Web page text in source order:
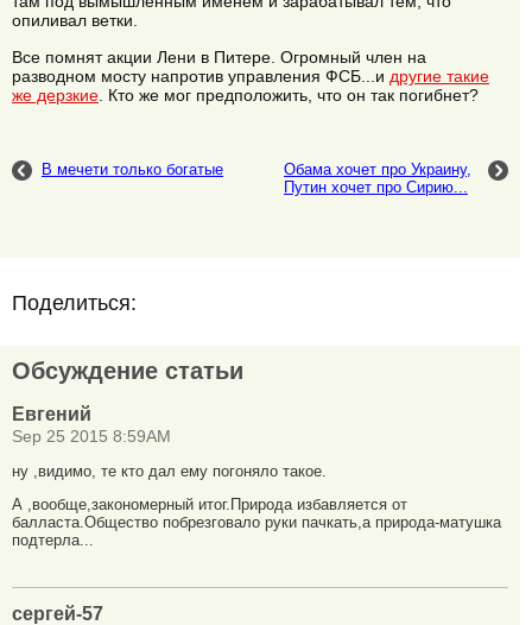
опиливал ветки.
Все помнят акции Лени в Питере. Огромный член на
разводном мосту напротив управления ФСБ...и другие такие
же дерзкие . Кто же мог предположить, что он так погибнет?
В мечети только богатые
Обама хочет про Украину,
Путин хочет про Сирию...
Поделиться:
Обсуждение статьи
Евгений
Sep 25 2015 8:59AM
ну ,видимо, те кто дал ему погоняло такое.
А ,вообще,закономерный итог.Природа избавляется от
балласта.Общество побрезговало руки пачкать,а природа-матушка
подтерла...
сергей-57